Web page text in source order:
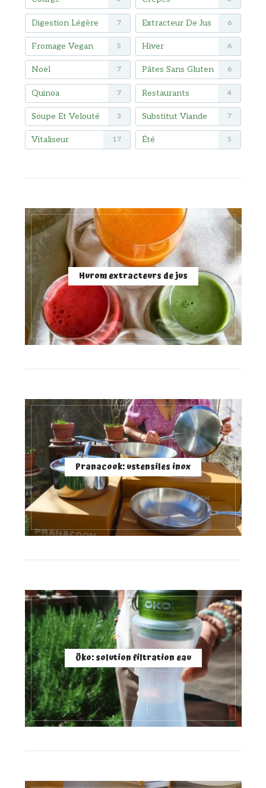
Digestion Légère 7 Extracteur De Jus 6
Fromage Vegan 5 Hiver 6
Noël 7 Pâtes Sans Gluten 6
Quinoa 7 Restaurants 4
Soupe Et Velouté 3 Substitut Viande 7
Vitaliseur 17 Été 5
Hurom extracteurs de jus
Pranacook: ustensiles inox
Öko: solution filtration eau